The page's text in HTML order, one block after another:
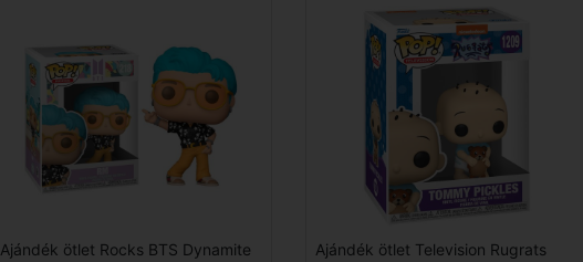
Ajándék ötlet Rocks BTS Dynamite
Ajándék ötlet Television Rugrats